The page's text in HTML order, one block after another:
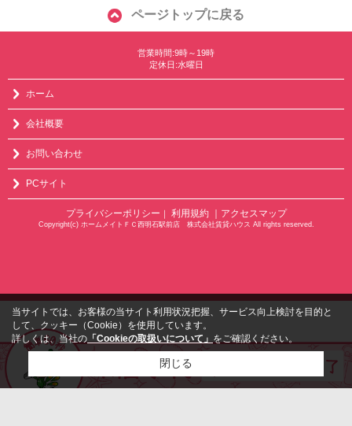
ページトップに戻る
営業時間:9時～19時
定休日:水曜日
ホーム
会社概要
お問い合わせ
PCサイト
プライバシーポリシー ｜ 利用規約 ｜アクセスマップ
Copyright(c) ホームメイトＦＣ西明石駅前店 株式会社賃貸ハウス All rights reserved.
当サイトでは、お客様の当サイト利用状況把握、サービス向上検討を目的と
して、クッキー（Cookie）を使用しています。
詳しくは、当社の 「Cookieの取扱いについて」 をご確認ください。
閉じる